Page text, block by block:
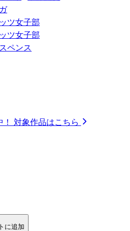
ツ女子部
ツ女子部
ペンス
対象作品はこちら
に追加